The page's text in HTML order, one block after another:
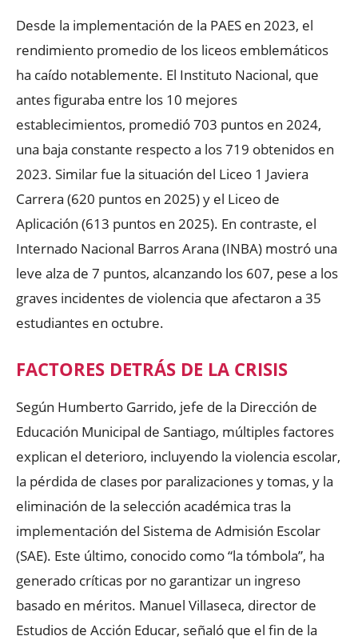
Desde la implementación de la PAES en 2023, el
rendimiento promedio de los liceos emblemáticos
ha caído notablemente. El Instituto Nacional, que
antes figuraba entre los 10 mejores
establecimientos, promedió 703 puntos en 2024,
una baja constante respecto a los 719 obtenidos en
2023. Similar fue la situación del Liceo 1 Javiera
Carrera (620 puntos en 2025) y el Liceo de
Aplicación (613 puntos en 2025). En contraste, el
Internado Nacional Barros Arana (INBA) mostró una
leve alza de 7 puntos, alcanzando los 607, pese a los
graves incidentes de violencia que afectaron a 35
estudiantes en octubre.
FACTORES DETRÁS DE LA CRISIS
Según Humberto Garrido, jefe de la Dirección de
Educación Municipal de Santiago, múltiples factores
explican el deterioro, incluyendo la violencia escolar,
la pérdida de clases por paralizaciones y tomas, y la
eliminación de la selección académica tras la
implementación del Sistema de Admisión Escolar
(SAE). Este último, conocido como “la tómbola”, ha
generado críticas por no garantizar un ingreso
basado en méritos. Manuel Villaseca, director de
Estudios de Acción Educar, señaló que el fin de la